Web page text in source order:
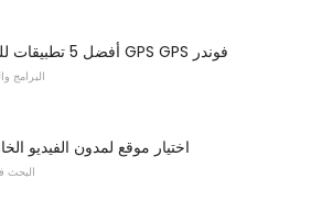
أفضل 5 تطبيقات للجولف GPS GPS فوندر
البرامج
اختيار موقع لمدون الفيديو
البحث